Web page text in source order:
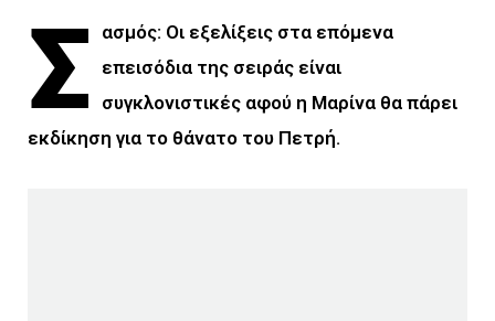
Σ
ασμός: Οι εξελίξεις στα επόμενα
επεισόδια της σειράς είναι
συγκλονιστικές αφού η Μαρίνα θα πάρει
εκδίκηση για το θάνατο του Πετρή.